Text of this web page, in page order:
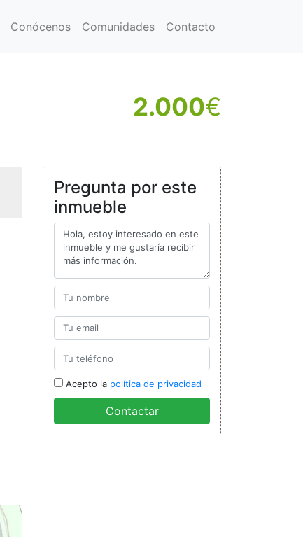
Conócenos Comunidades Contacto
2.000€
Pregunta por este
inmueble
Acepto la política de privacidad
Contactar